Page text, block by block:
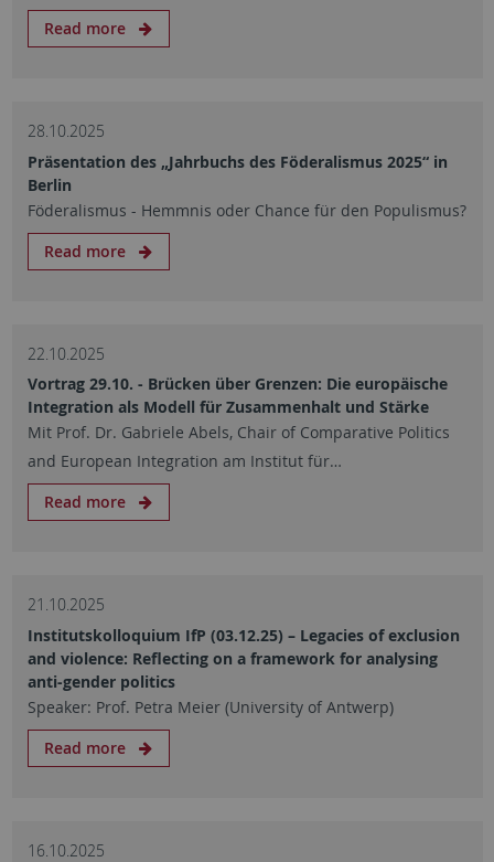
Read more
28.10.2025
Präsentation des „Jahrbuchs des Föderalismus 2025“ in
Berlin
Föderalismus - Hemmnis oder Chance für den Populismus?
Read more
22.10.2025
Vortrag 29.10. - Brücken über Grenzen: Die europäische
Integration als Modell für Zusammenhalt und Stärke
Mit Prof. Dr. Gabriele Abels, Chair of Comparative Politics
and European Integration am Institut für…
Read more
21.10.2025
Institutskolloquium IfP (03.12.25) – Legacies of exclusion
and violence: Reflecting on a framework for analysing
anti-gender politics
Speaker: Prof. Petra Meier (University of Antwerp)
Read more
16.10.2025